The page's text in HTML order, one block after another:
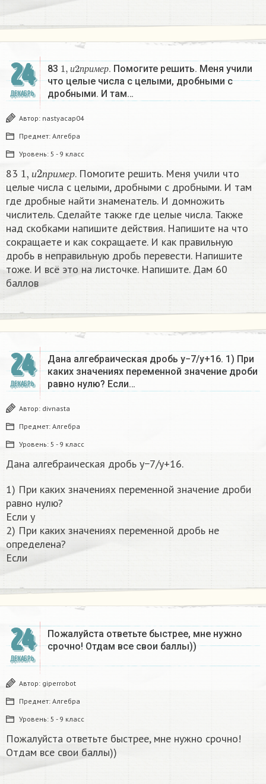
24
ДЕКАБРЬ
83 и пр име р
1,и 2пример
. Помогите решить. Меня учили
что целые числа с целыми, дробными с
дробными. И там…
Автор: nastyacap04
Предмет: Алгебра
Уровень: 5 - 9 класс
83 и п р име р
1 2п
. Помогите решить. Меня учили что
целые числа с целыми, дробными с дробными. И там
где дробные найти знаменатель. И домножить
числитель. Сделайте также где целые числа. Также
над скобками напишите действия. Напишите на что
сокращаете и как сокращаете. И как правильную
дробь в неправильную дробь перевести. Напишите
тоже. И всё это на листочке. Напишите. Дам 60
баллов
24
ДЕКАБРЬ
Дана алгебраическая дробь y−7/y+16. 1) При
каких значениях переменной значение дроби
равно нулю? Если…
Автор: divnasta
Предмет: Алгебра
Уровень: 5 - 9 класс
Дана алгебраическая дробь y−7/y+16.
1) При каких значениях переменной значение дроби
равно нулю?
Если y
2) При каких значениях переменной дробь не
определена?
Если
24
ДЕКАБРЬ
Пожалуйста ответьте быстрее, мне нужно
срочно! Отдам все свои баллы))
Автор: giperrobot
Предмет: Алгебра
Уровень: 5 - 9 класс
Пожалуйста ответьте быстрее, мне нужно срочно!
Отдам все свои баллы))